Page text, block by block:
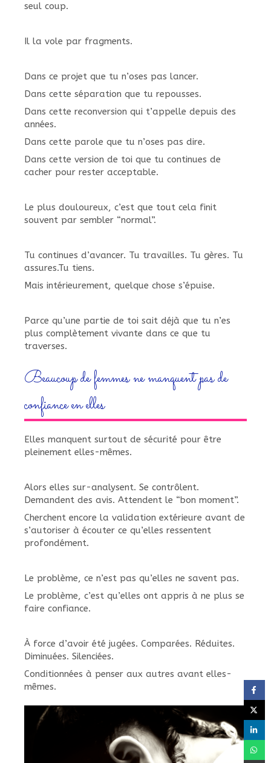
seul coup.
Il la vole par fragments.
Dans ce projet que tu n’oses pas lancer.
Dans cette séparation que tu repousses.
Dans cette reconversion qui t’appelle depuis des
années.
Dans cette parole que tu n’oses pas dire.
Dans cette version de toi que tu continues de
cacher pour rester acceptable.
Le plus douloureux, c’est que tout cela finit
souvent par sembler “normal”.
Tu continues d’avancer. Tu travailles. Tu gères. Tu
assures.Tu tiens.
Mais intérieurement, quelque chose s’épuise.
Parce qu’une partie de toi sait déjà que tu n’es
plus complètement vivante dans ce que tu
traverses.
Beaucoup de femmes ne manquent pas de
confiance en elles
Elles manquent surtout de sécurité pour être
pleinement elles-mêmes.
Alors elles sur-analysent. Se contrôlent.
Demandent des avis. Attendent le “bon moment”.
Cherchent encore la validation extérieure avant de
s’autoriser à écouter ce qu’elles ressentent
profondément.
Le problème, ce n’est pas qu’elles ne savent pas.
Le problème, c’est qu’elles ont appris à ne plus se
faire confiance.
À force d’avoir été jugées. Comparées. Réduites.
Diminuées. Silenciées.
Conditionnées à penser aux autres avant elles-
mêmes.